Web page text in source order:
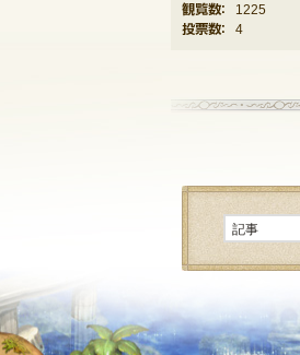
観覧数：
1225
投票数：
4